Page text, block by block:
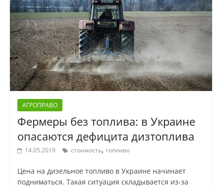
АГРОПРАВО
Фермеры без топлива: в Украине
опасаются дефицита дизтоплива
14.05.2019 стоимость, топливо
Цена на дизельное топливо в Украине начинает
подниматься. Такая ситуация складывается из-за